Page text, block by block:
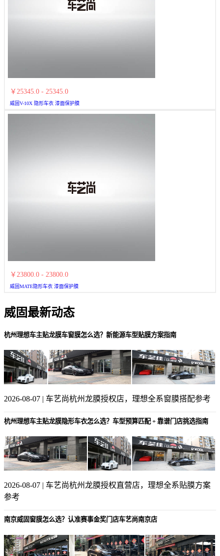
￥25345.0 - 25345.0
威固V-10X 隐形车衣 漆面保护膜
￥23800.0 - 23800.0
威固MATE隐形车衣 漆面保护膜
威固最新动态
杭州理想车主贴龙膜车窗膜怎么选？新能源车型贴膜方案指南
2026-08-07 | 车艺尚杭州龙膜授权店，理想全系窗膜搭配参考
杭州理想车主贴龙膜隐形车衣怎么选？车型预算匹配 + 靠谱门店挑选指南
2026-08-07 | 车艺尚杭州龙膜授权直营店，理想全系贴膜方案
参考
南京威固窗膜怎么选？认准赛事金奖门店车艺尚南京店